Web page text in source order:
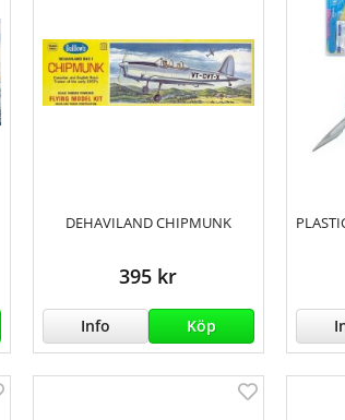
DEHAVILAND CHIPMUNK
395 kr
Info Köp